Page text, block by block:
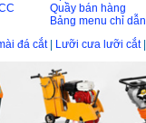
Quầy bán hàng
Bảng menu chỉ dẫn
đá cắt| Lưỡi cưa lưỡi cắt